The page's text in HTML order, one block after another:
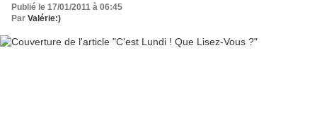
Publié le 17/01/2011 à 06:45
Par Valérie:)